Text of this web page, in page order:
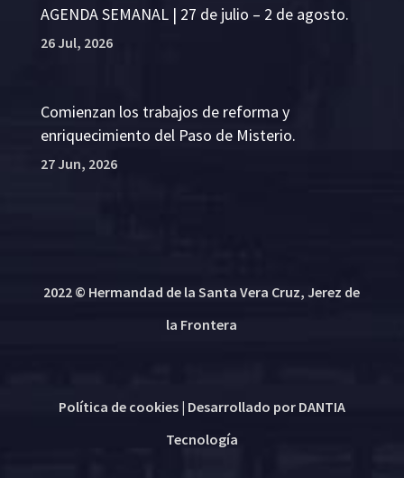
AGENDA SEMANAL | 27 de julio – 2 de agosto.
26 Jul, 2026
Comienzan los trabajos de reforma y
enriquecimiento del Paso de Misterio.
27 Jun, 2026
2022 © Hermandad de la Santa Vera Cruz, Jerez de
la Frontera
Política de cookies| Desarrollado por DANTIA
Tecnología